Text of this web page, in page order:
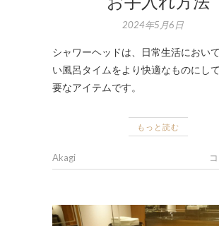
2024年5月6日
シャワーヘッドは、日常生活におい
い風呂タイムをより快適なものにし
要なアイテムです。
もっと読む
Akagi